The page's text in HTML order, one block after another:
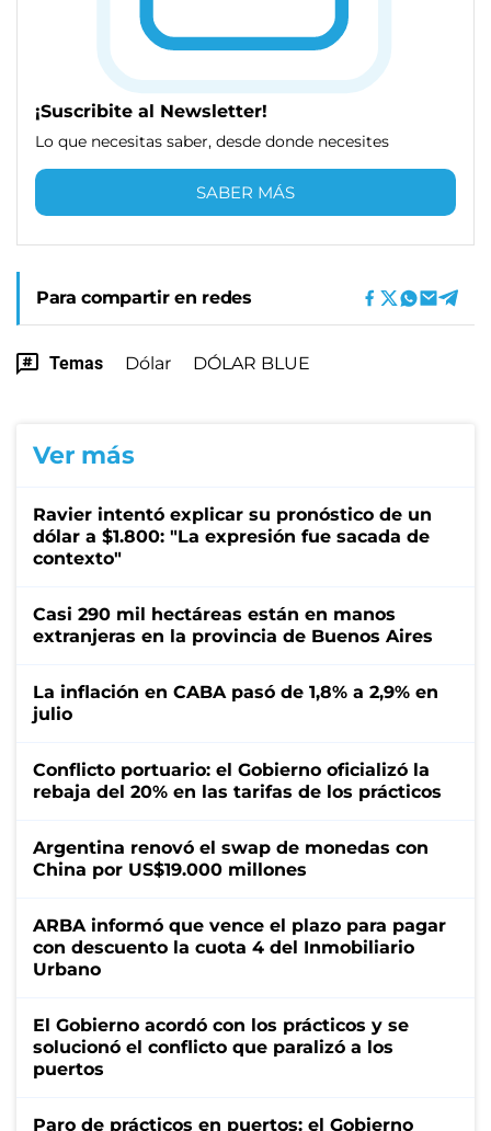
¡Suscribite al Newsletter!
Lo que necesitas saber, desde donde necesites
SABER MÁS
Para compartir en redes
Temas Dólar DÓLAR BLUE
Ver más
Ravier intentó explicar su pronóstico de un
dólar a $1.800: "La expresión fue sacada de
contexto"
Casi 290 mil hectáreas están en manos
extranjeras en la provincia de Buenos Aires
La inflación en CABA pasó de 1,8% a 2,9% en
julio
Conflicto portuario: el Gobierno oficializó la
rebaja del 20% en las tarifas de los prácticos
Argentina renovó el swap de monedas con
China por US$19.000 millones
ARBA informó que vence el plazo para pagar
con descuento la cuota 4 del Inmobiliario
Urbano
El Gobierno acordó con los prácticos y se
solucionó el conflicto que paralizó a los
puertos
Paro de prácticos en puertos: el Gobierno